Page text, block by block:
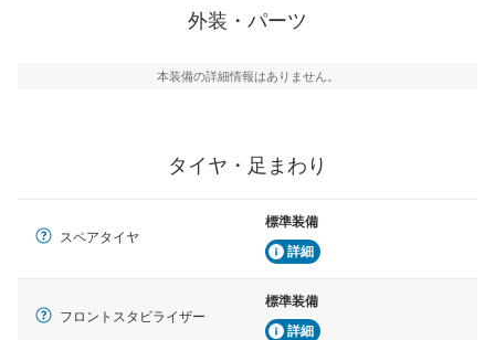
外装・パーツ
本装備の詳細情報はありません。
タイヤ・足まわり
スペアタイヤ
標準装備
詳細
フロントスタビライザー
標準装備
詳細